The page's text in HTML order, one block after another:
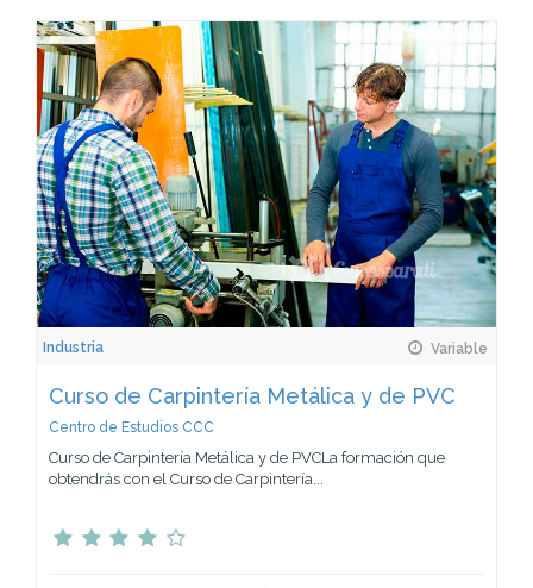
Industria Variable
Curso de Carpintería Metálica y de PVC
Centro de Estudios CCC
Curso de Carpintería Metálica y de PVCLa formación que
obtendrás con el Curso de Carpintería...